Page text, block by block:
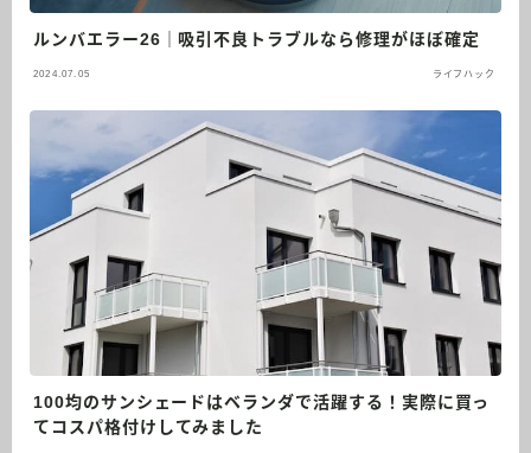
ルンバエラー26｜吸引不良トラブルなら修理がほぼ確定
2024.07.05 ライフハック
100均のサンシェードはベランダで活躍する！実際に買っ
てコスパ格付けしてみました